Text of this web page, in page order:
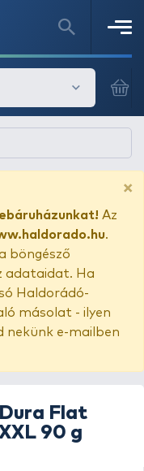
×
Az
.
böngésző
adataidat. Ha
Haldorádó-
másolat - ilyen
nekünk e-mailben
Dura Flat
90 g